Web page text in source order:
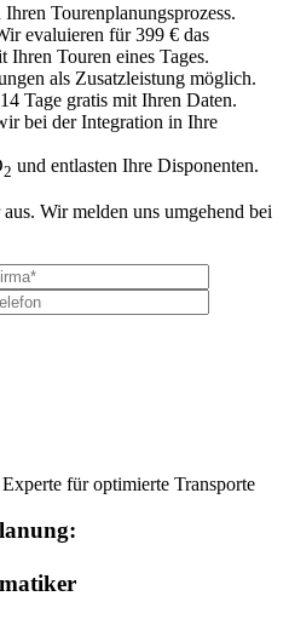
Tourenplanungsprozess.
evaluieren für 399 € das
Touren eines Tages.
als Zusatzleistung möglich.
Tage gratis mit Ihren Daten.
bei der Integration in Ihre
2 und entlasten Ihre Disponenten.
Wir melden uns umgehend bei